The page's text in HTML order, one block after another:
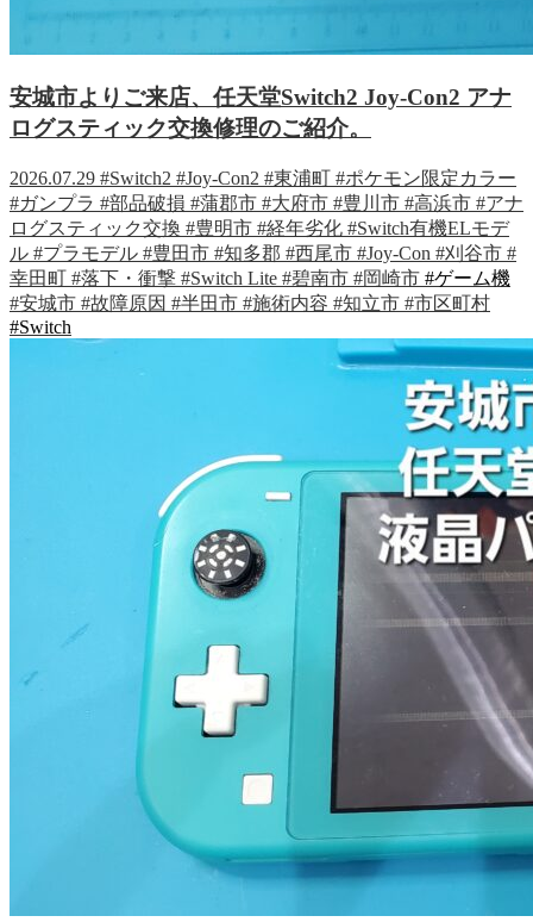
安城市よりご来店、任天堂Switch2 Joy-Con2 アナ
ログスティック交換修理のご紹介。
2026.07.29 #Switch2 #Joy-Con2 #東浦町 #ポケモン限定カラー
#ガンプラ #部品破損 #蒲郡市 #大府市 #豊川市 #高浜市 #アナ
ログスティック交換 #豊明市 #経年劣化 #Switch有機ELモデ
ル #プラモデル #豊田市 #知多郡 #西尾市 #Joy-Con #刈谷市 #
幸田町 #落下・衝撃 #Switch Lite #碧南市 #岡崎市 #ゲーム機
#安城市 #故障原因 #半田市 #施術内容 #知立市 #市区町村
#Switch